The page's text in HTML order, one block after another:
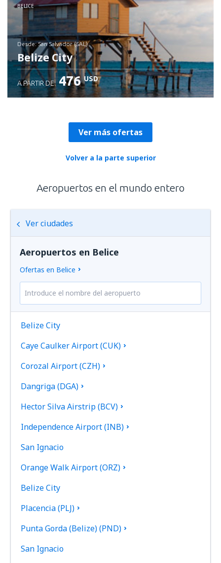
BELICE
desde: San Salvador (SAL)
Belize City
A PARTIR DE: 476 USD
Ver más ofertas
Volver a la parte superior
Aeropuertos en el mundo entero
Ver ciudades
Aeropuertos en Belice
Ofertas en Belice
Belize City
Caye Caulker Airport (CUK)
Corozal Airport (CZH)
Dangriga (DGA)
Hector Silva Airstrip (BCV)
Independence Airport (INB)
San Ignacio
Orange Walk Airport (ORZ)
Belize City
Placencia (PLJ)
Punta Gorda (Belize) (PND)
San Ignacio